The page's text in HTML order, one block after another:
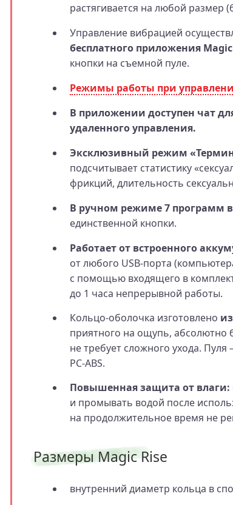
растягивается на любой размер
Управление вибрацией
бесплатного приложения
кнопки на съемной пуле.
Режимы работы при
В приложении доступен чат
удаленного управления.
Эксклюзивный режим
подсчитывает статистику
фрикций, длительность
В ручном режиме 7 программ
единственной кнопки.
Работает от встроенного
от любого USB-порта
с помощью входящего в
до 1 часа непрерывной работы.
Кольцо‑оболочка изготовлено
приятного на ощупь, абсолютно
не требует сложного ухода.
PC‑ABS.
Повышенная защита от влаги:
и промывать водой после
на продолжительное время не
Размеры Magic Rise
внутренний диаметр кольца в